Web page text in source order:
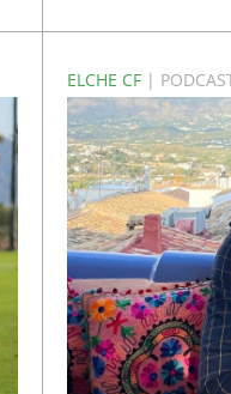
ELCHE CF |